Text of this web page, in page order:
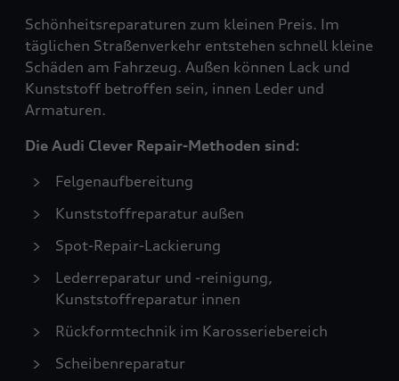
Schönheitsreparaturen zum kleinen Preis. Im
täglichen Straßenverkehr entstehen schnell kleine
Schäden am Fahrzeug. Außen können Lack und
Kunststoff betroffen sein, innen Leder und
Armaturen.
Die Audi Clever Repair-Methoden sind:
Felgenaufbereitung
Kunststoffreparatur außen
Spot-Repair-Lackierung
Lederreparatur und -reinigung,
Kunststoffreparatur innen
Rückformtechnik im Karosseriebereich
Scheibenreparatur